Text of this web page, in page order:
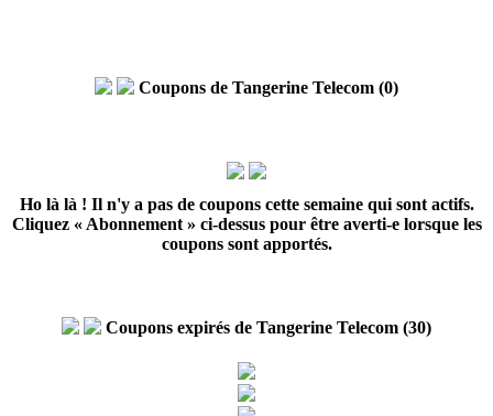
Coupons de Tangerine Telecom (0)
Ho là là ! Il n'y a pas de coupons cette semaine qui sont actifs.
Cliquez « Abonnement » ci-dessus pour être averti-e lorsque les
coupons sont apportés.
Coupons expirés de Tangerine Telecom (30)